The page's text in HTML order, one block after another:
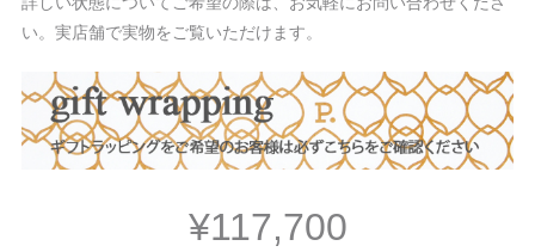
い。実店舗で実物をご覧いただけます。
¥117,700